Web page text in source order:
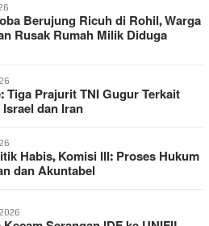
Berujung Ricuh di Rohil, Warga
Rusak Rumah Milik Diduga
Tiga Prajurit TNI Gugur Terkait
dan Iran
Habis, Komisi III: Proses Hukum
dan Akuntabel